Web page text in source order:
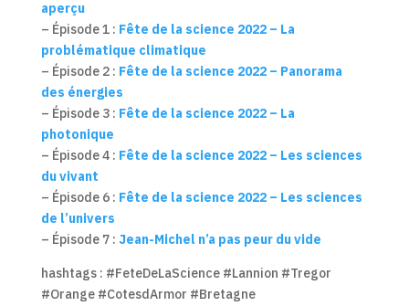
aperçu
– Épisode 1 : Fête de la science 2022 – La
problématique climatique
– Épisode 2 : Fête de la science 2022 – Panorama
des énergies
– Épisode 3 : Fête de la science 2022 – La
photonique
– Épisode 4 : Fête de la science 2022 – Les sciences
du vivant
– Épisode 6 : Fête de la science 2022 – Les sciences
de l’univers
– Épisode 7 : Jean-Michel n’a pas peur du vide
hashtags : #FeteDeLaScience #Lannion #Tregor
#Orange #CotesdArmor #Bretagne